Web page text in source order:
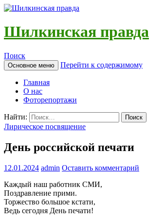
Шилкинская правда
Поиск
Основное меню Перейти к содержимому
Главная
О нас
Фоторепортажи
Найти:
Лирическое посвящение
День российской печати
12.01.2024 admin Оставить комментарий
Каждый наш работник СМИ,
Поздравление прими.
Торжество большое кстати,
Ведь сегодня День печати!